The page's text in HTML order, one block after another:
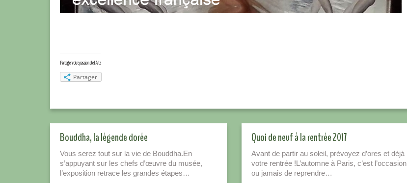
Partager votre passion de l'Art :
Partager
Bouddha, la légende dorée
Vous serez tout sur la vie de Bouddha.En
s’appuyant sur les chefs d’œuvre du musée,
l’exposition retrace les grandes étapes…
Quoi de neuf à la rentrée 2017
Avant de partir au soleil, prévoyez d’ores et déjà
votre rentrée !L’automne à Paris, c’est l’occasion
ou jamais de reprendre…